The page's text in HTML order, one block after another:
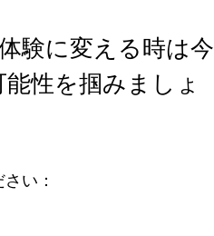
験に変える時は今
性を掴みましょ
い：